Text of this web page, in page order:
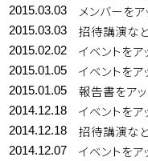
2015.03.03 メンバーを
2015.03.03 招待講演な
2015.02.02 イベントをア
2015.01.05 イベントをア
2015.01.05 報告書をア
2014.12.18 イベントをア
2014.12.18 招待講演な
2014.12.07 イベントをア